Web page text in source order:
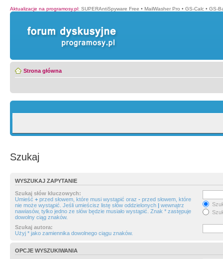
Aktualizacje na programosy.pl: SUPERAntiSpyware Free • MailWasher Pro • GS-Calc • GS-
Strona główna
Szukaj
WYSZUKAJ ZAPYTANIE
Szukaj słów kluczowych:
Umieść + przed słowem, które musi wystąpić oraz - przed słowem, które
nie może wystąpić. Jeśli umieścisz listę słów oddzielonych | wewnątrz
nawiasów, tylko jedno ze słów będzie musiało wystąpić. Znak * zastępuje
dowolny ciąg znaków.
Szukaj autora:
Użyj * jako zamiennika dowolnego ciągu znaków.
OPCJE WYSZUKIWANIA